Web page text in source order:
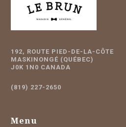
192, ROUTE PIED-DE-LA-CÔTE
MASKINONGÉ (QUÉBEC)
J0K 1N0 CANADA
(819) 227-2650
Menu